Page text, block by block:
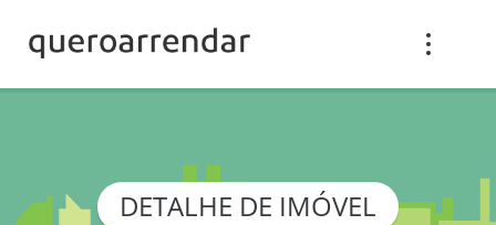
DETALHE DE IMÓVEL